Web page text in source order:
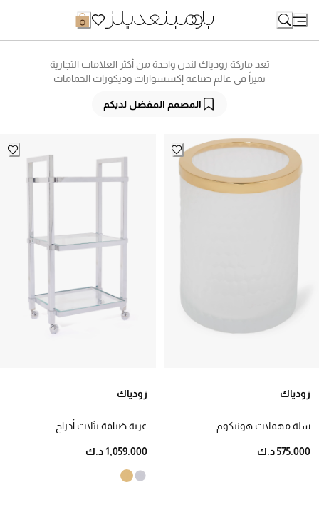
Content
تعد ماركة زودياك لندن واحدة من أكثر العلامات التجارية
تميزاً في عالم صناعة إكسسوارات وديكورات الحمامات
الجودة والابتكار في منتجاتها وملحقاتها الراقية التي
والمواد على الإطلاق، بما في ذلك الكريستال النقي
والرخام والكروم الأسود والقطع المطلية بالذهب. انقلوا
حماماتكم إلى مستوى جديد من الفخامة من وتسوقوا
من ماركة زودياك لندن أونلاين في الكويت عبر موقع
المصمم المفضل لديكم
سلة مهملات هونيكوم
زودياك
575.000 د.ك
عربة ضيافة بثلاث أدراج
زودياك
1,059.000 د.ك